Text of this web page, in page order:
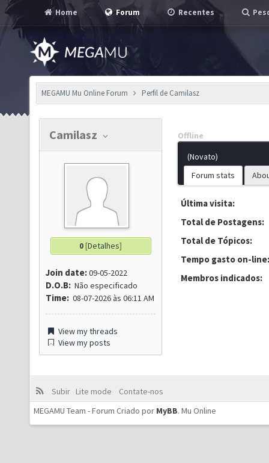
Home Forum Recentes
MEGAMU Mu Online Forum Perfil de Camilasz
Camilasz
0[Detalhes]
Join date:09-05-2022
D.O.B: Não especificado
Time: 08-07-2026 às 06:11 AM
View my threads
View my posts
Offline
(Novato)
Forum stats
Última visita:
Total de Postagens:
Total de Tópicos:
Tempo gasto on-line:
Membros indicados:
Subir Lite mode
Contate-nos
MEGAMU Team - Forum Criado por MyBB. Mu Online